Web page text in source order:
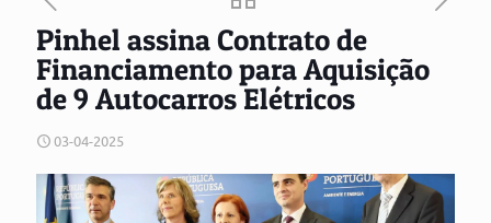
Pinhel assina Contrato de
Financiamento para Aquisição
de 9 Autocarros Elétricos
03-04-2025